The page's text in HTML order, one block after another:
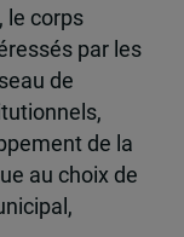
le corps
par les
de
de la
au choix de